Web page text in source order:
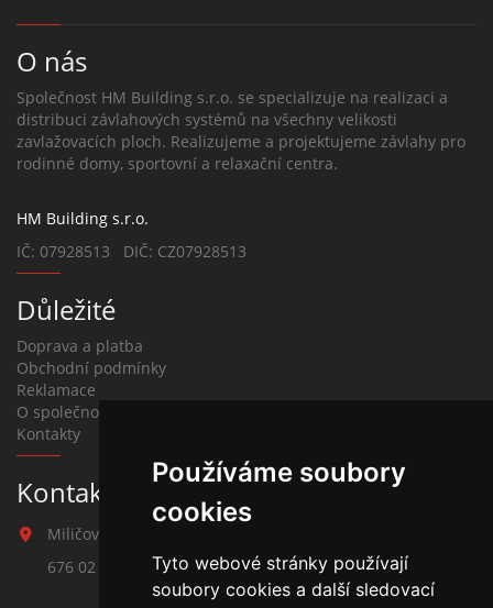
Používáme soubory
cookies
Tyto webové stránky používají
soubory cookies a další sledovací
O nás
Společnost HM Building s.r.o. se specializuje na realizaci a
distribuci závlahových systémů na všechny velikosti
zavlažovacích ploch. Realizujeme a projektujeme závlahy pro
rodinné domy, sportovní a relaxační centra.
HM Building s.r.o.
IČ: 07928513 DIČ: CZ07928513
Důležité
Doprava a platba
Obchodní podmínky
Reklamace
O společnosti
Kontakty
Kontakt na závlahy
Miličova 541
676 02 Moravské Budějovice